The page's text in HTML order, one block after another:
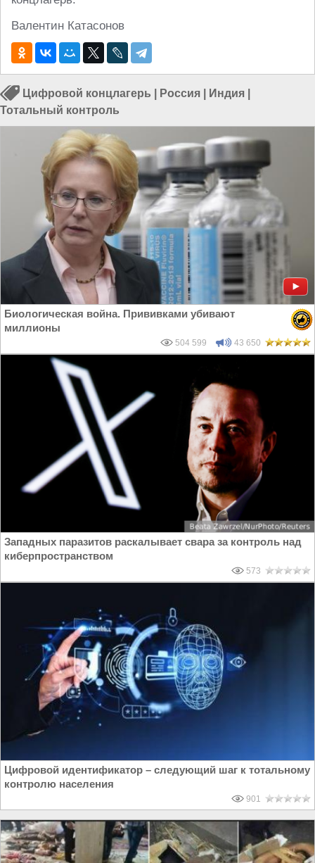
Валентин Катасонов
Цифровой концлагерь Россия Индия
Тотальный контроль
Биологическая война. Прививками убивают
миллионы
504 599 43 650
Западных паразитов раскалывает свара за контроль над
киберпространством
573
Цифровой идентификатор – следующий шаг к тотальному
контролю населения
901